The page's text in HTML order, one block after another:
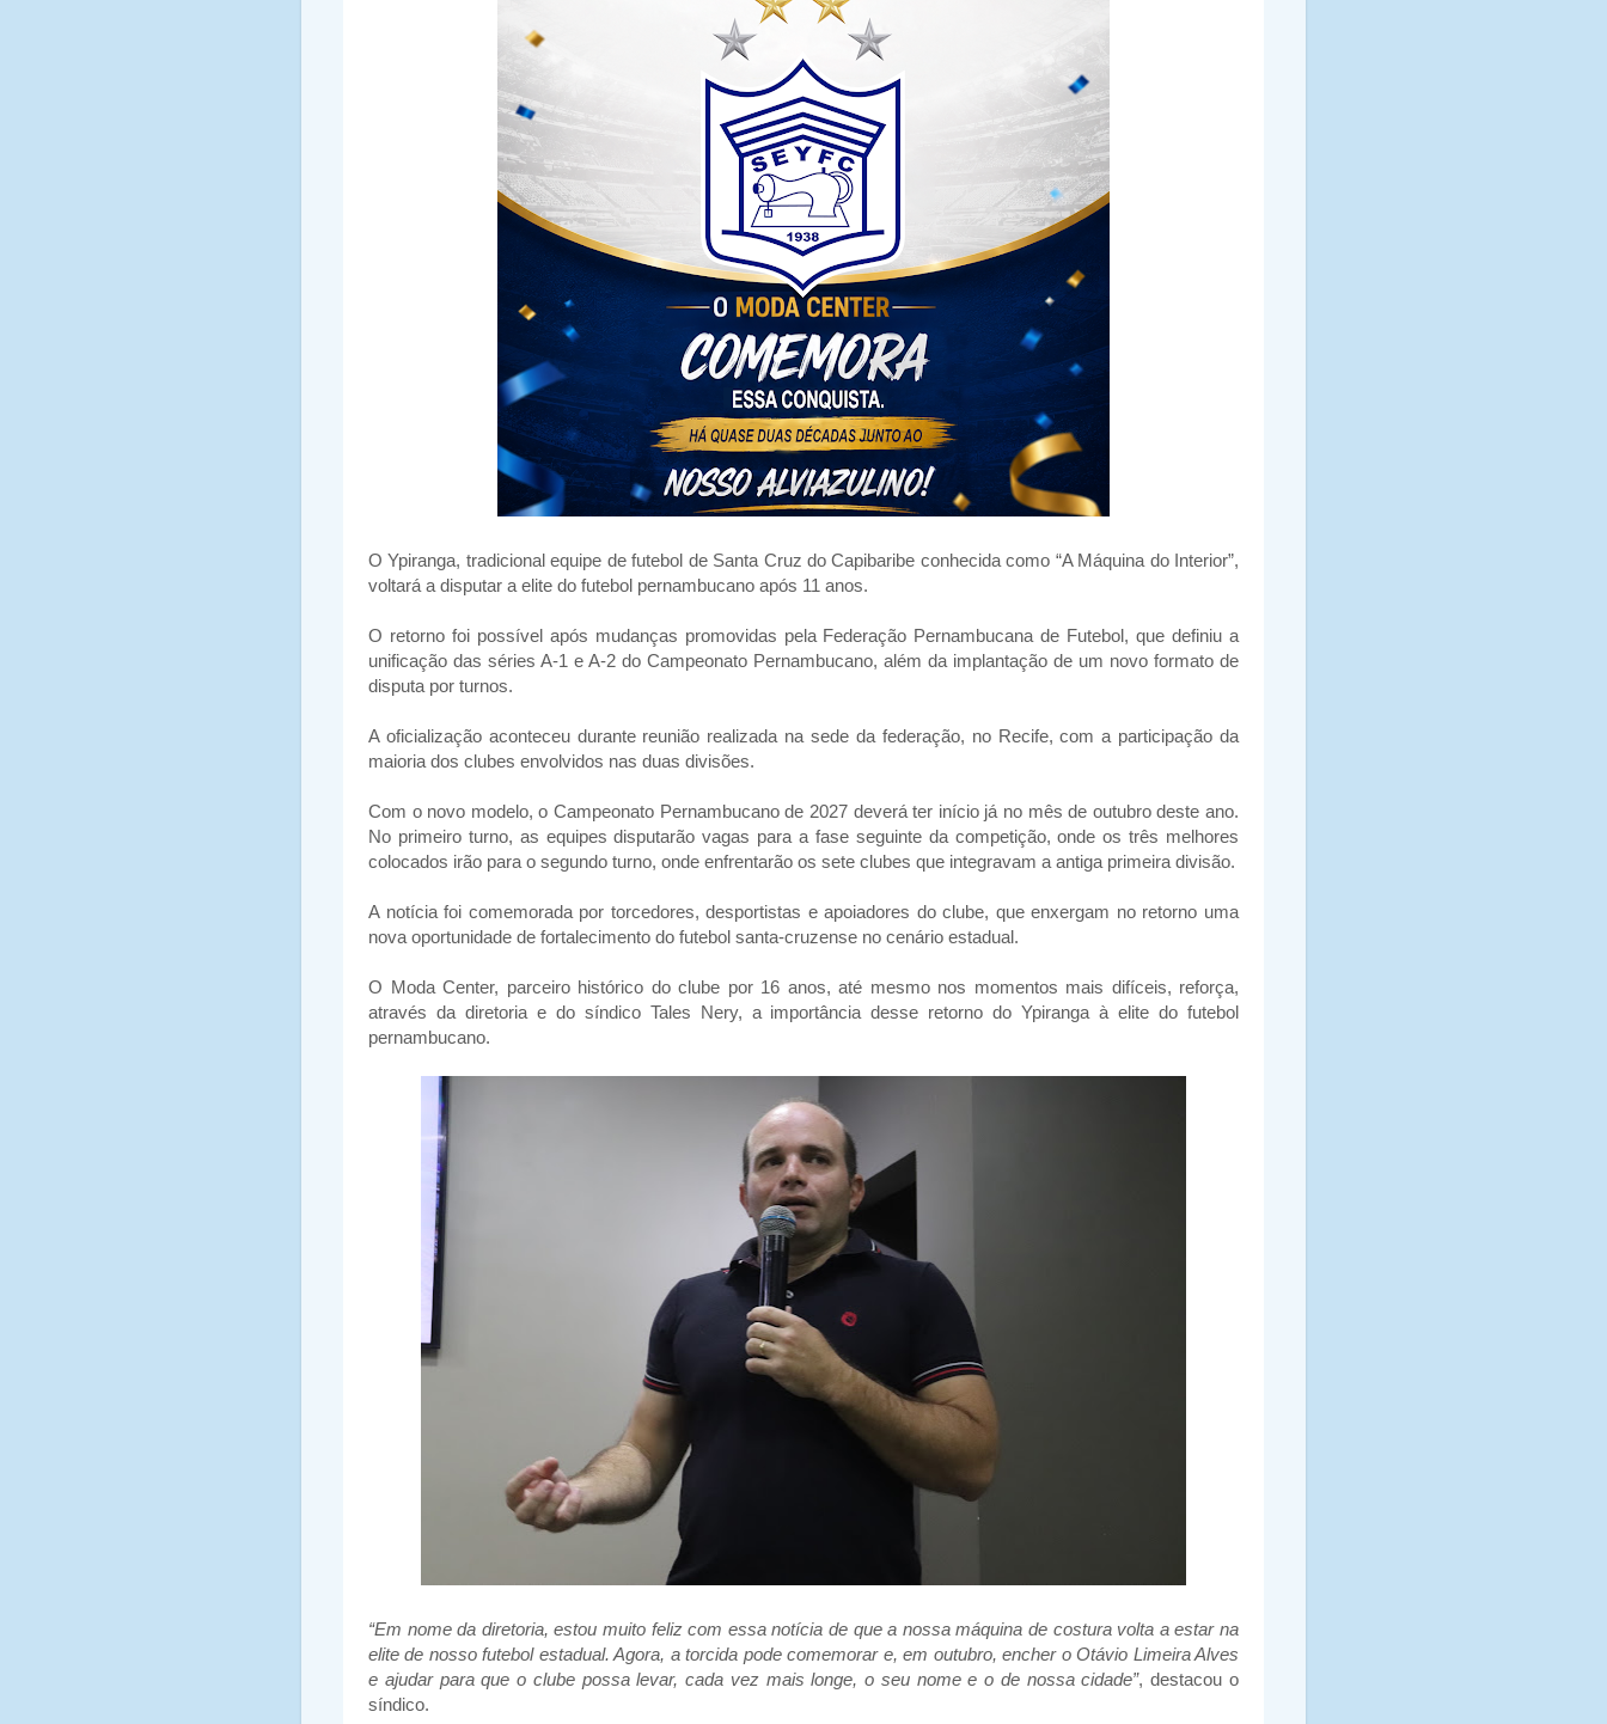
O Ypiranga, tradicional equipe de futebol de Santa Cruz do Capibaribe conhecida como “A Máquina do Interior”,
voltará a disputar a elite do futebol pernambucano após 11 anos.
O retorno foi possível após mudanças promovidas pela Federação Pernambucana de Futebol, que definiu a
unificação das séries A-1 e A-2 do Campeonato Pernambucano, além da implantação de um novo formato de
disputa por turnos.
A oficialização aconteceu durante reunião realizada na sede da federação, no Recife, com a participação da
maioria dos clubes envolvidos nas duas divisões.
Com o novo modelo, o Campeonato Pernambucano de 2027 deverá ter início já no mês de outubro deste ano.
No primeiro turno, as equipes disputarão vagas para a fase seguinte da competição, onde os três melhores
colocados irão para o segundo turno, onde enfrentarão os sete clubes que integravam a antiga primeira divisão.
A notícia foi comemorada por torcedores, desportistas e apoiadores do clube, que enxergam no retorno uma
nova oportunidade de fortalecimento do futebol santa-cruzense no cenário estadual.
O Moda Center, parceiro histórico do clube por 16 anos, até mesmo nos momentos mais difíceis, reforça,
através da diretoria e do síndico Tales Nery, a importância desse retorno do Ypiranga à elite do futebol
pernambucano.
“Em nome da diretoria, estou muito feliz com essa notícia de que a nossa máquina de costura volta a estar na
elite de nosso futebol estadual. Agora, a torcida pode comemorar e, em outubro, encher o Otávio Limeira Alves
e ajudar para que o clube possa levar, cada vez mais longe, o seu nome e o de nossa cidade”, destacou o
síndico.